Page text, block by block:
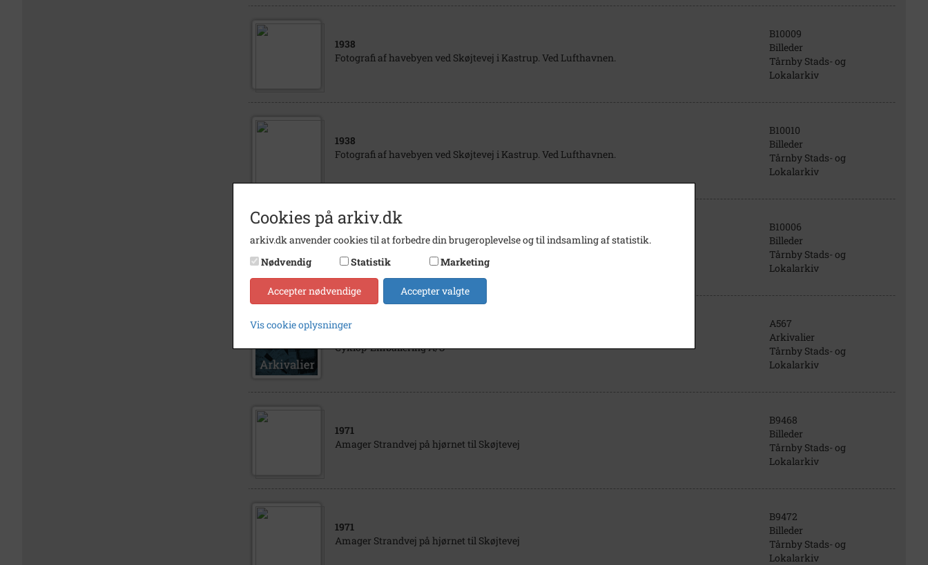
1938
Fotografi af havebyen ved Skøjtevej i Kastrup. Ved Lufthavnen.
B10009
Billeder
Tårnby Stads- og
Lokalarkiv
1938
Fotografi af havebyen ved Skøjtevej i Kastrup. Ved Lufthavnen.
B10010
Billeder
Tårnby Stads- og
Lokalarkiv
1938
B10006
Billeder
Tårnby Stads- og
Lokalarkiv
1978
Cyklop-Emballering A/S
A567
Arkivalier
Tårnby Stads- og
Lokalarkiv
1971
Amager Strandvej på hjørnet til Skøjtevej
B9468
Billeder
Tårnby Stads- og
Lokalarkiv
1971
Amager Strandvej på hjørnet til Skøjtevej
B9472
Billeder
Tårnby Stads- og
Lokalarkiv
Cookies på arkiv.dk
arkiv.dk anvender cookies til at forbedre din brugeroplevelse og til indsamling af statistik.
Nødvendig
Statistik Marketing
Accepter nødvendige Accepter valgte
Vis cookie oplysninger